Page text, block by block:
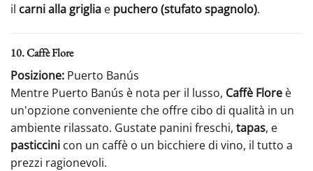
il carni alla griglia e puchero (stufato spagnolo).
10. Caffè Flore
Posizione: Puerto Banús
Mentre Puerto Banús è nota per il lusso, Caffè Flore è
un'opzione conveniente che offre cibo di qualità in un
ambiente rilassato. Gustate panini freschi, tapas, e
pasticcini con un caffè o un bicchiere di vino, il tutto a
prezzi ragionevoli.